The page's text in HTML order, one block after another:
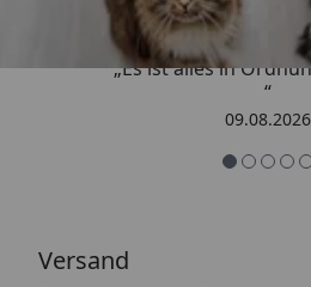
„Es ist alles in
“
09.08.2026
Versand